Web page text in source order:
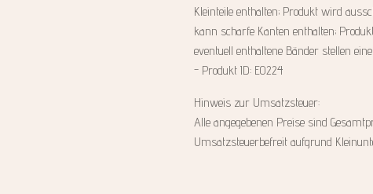
Kleinteile enthalten; Produkt wird
kann scharfe Kanten enthalten;
eventuell enthaltene Bänder stellen
- Produkt ID: E0224
Hinweis zur Umsatzsteuer:
Alle angegebenen Preise sind
Umsatzsteuerbefreit aufgrund